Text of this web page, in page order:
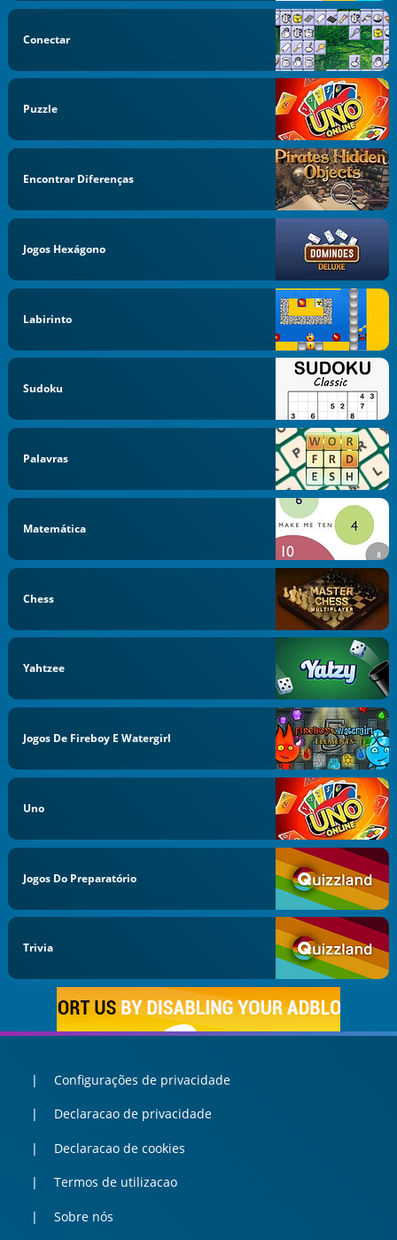
Conectar
Puzzle
Encontrar Diferenças
Jogos Hexágono
Labirinto
Sudoku
Palavras
Matemática
Chess
Yahtzee
Jogos De Fireboy E Watergirl
Uno
Jogos Do Preparatório
Trivia
Configurações de privacidade
Declaracao de privacidade
Declaracao de cookies
Termos de utilizacao
Sobre nós